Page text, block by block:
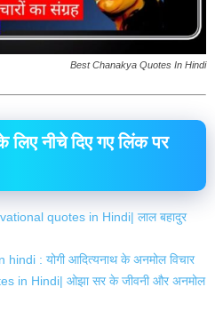
Best Chanakya Quotes In Hindi
लिएनीचेदिए गएलिंकपर
quotes in Hindi| लाल बहादुर
: योगी आदित्यनाथ के अनमोल विचार
in Hindi| ओझा सर के जीवनी और अनमोल